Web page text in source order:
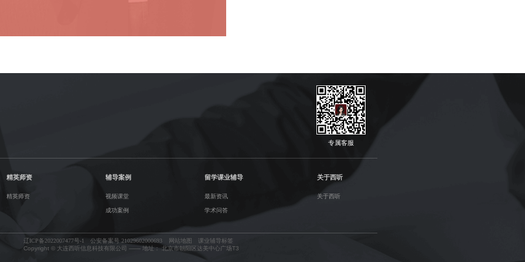
专属客服
精英师资
精英师资
辅导案例
视频课堂
成功案例
留学课业辅导
最新资讯
学术问答
关于西听
关于西听
辽ICP备2022007477号-1 公安备案号 21029602000693 网站地图
课业辅导标签
Copyright © 大连西听信息科技有限公司 —— 地址： 北京市朝阳区达美中心广场T3